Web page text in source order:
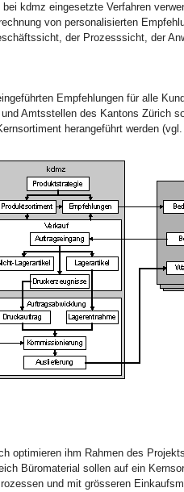
kdmz eingesetzte Verfahren
von personalisierten
der Prozesssicht, der
Empfehlungen für alle
Amtsstellen des Kantons Zürich
herangeführt werden
optimieren ihm Rahmen des
Büromaterial sollen auf ein
und mit grösseren